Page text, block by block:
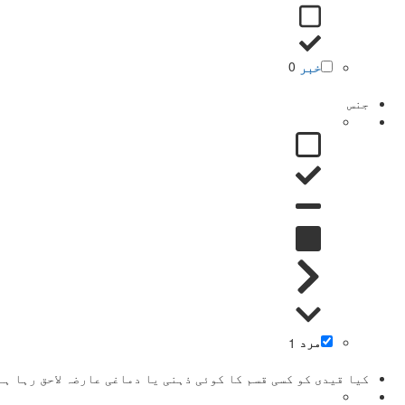
خبر 0
جنس
مرد 1
کیا قیدی کو کسی قسم کا کوئی ذہنی یا دماغی عارضہ لاحق رہا